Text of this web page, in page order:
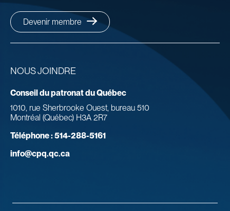
NOUS JOINDRE
Conseil du patronat du Québec
1010, rue Sherbrooke Ouest, bureau 510
Montréal (Québec) H3A 2R7
Téléphone :514-288-5161
info@cpq.qc.ca
Devenir membre